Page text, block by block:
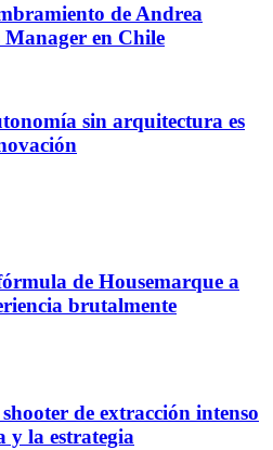
de Andrea
Manager en Chile
sin arquitectura es
de Housemarque a
brutalmente
de extracción intenso
y la estrategia